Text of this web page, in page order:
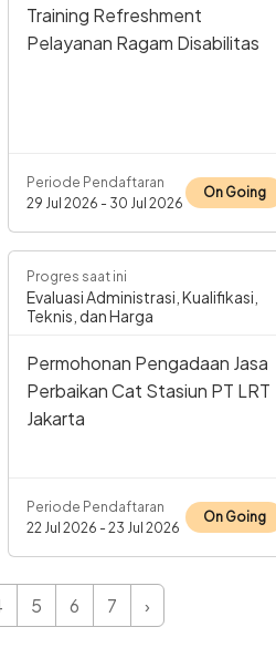
Training Refreshment
Pelayanan Ragam Disabilitas
Periode Pendaftaran
29 Jul 2026 - 30 Jul 2026
On Going
Progres saat ini
Evaluasi Administrasi, Kualifikasi,
Teknis, dan Harga
Permohonan Pengadaan Jasa
Perbaikan Cat Stasiun PT LRT
Jakarta
Periode Pendaftaran
22 Jul 2026 - 23 Jul 2026
On Going
5 6 7 ›